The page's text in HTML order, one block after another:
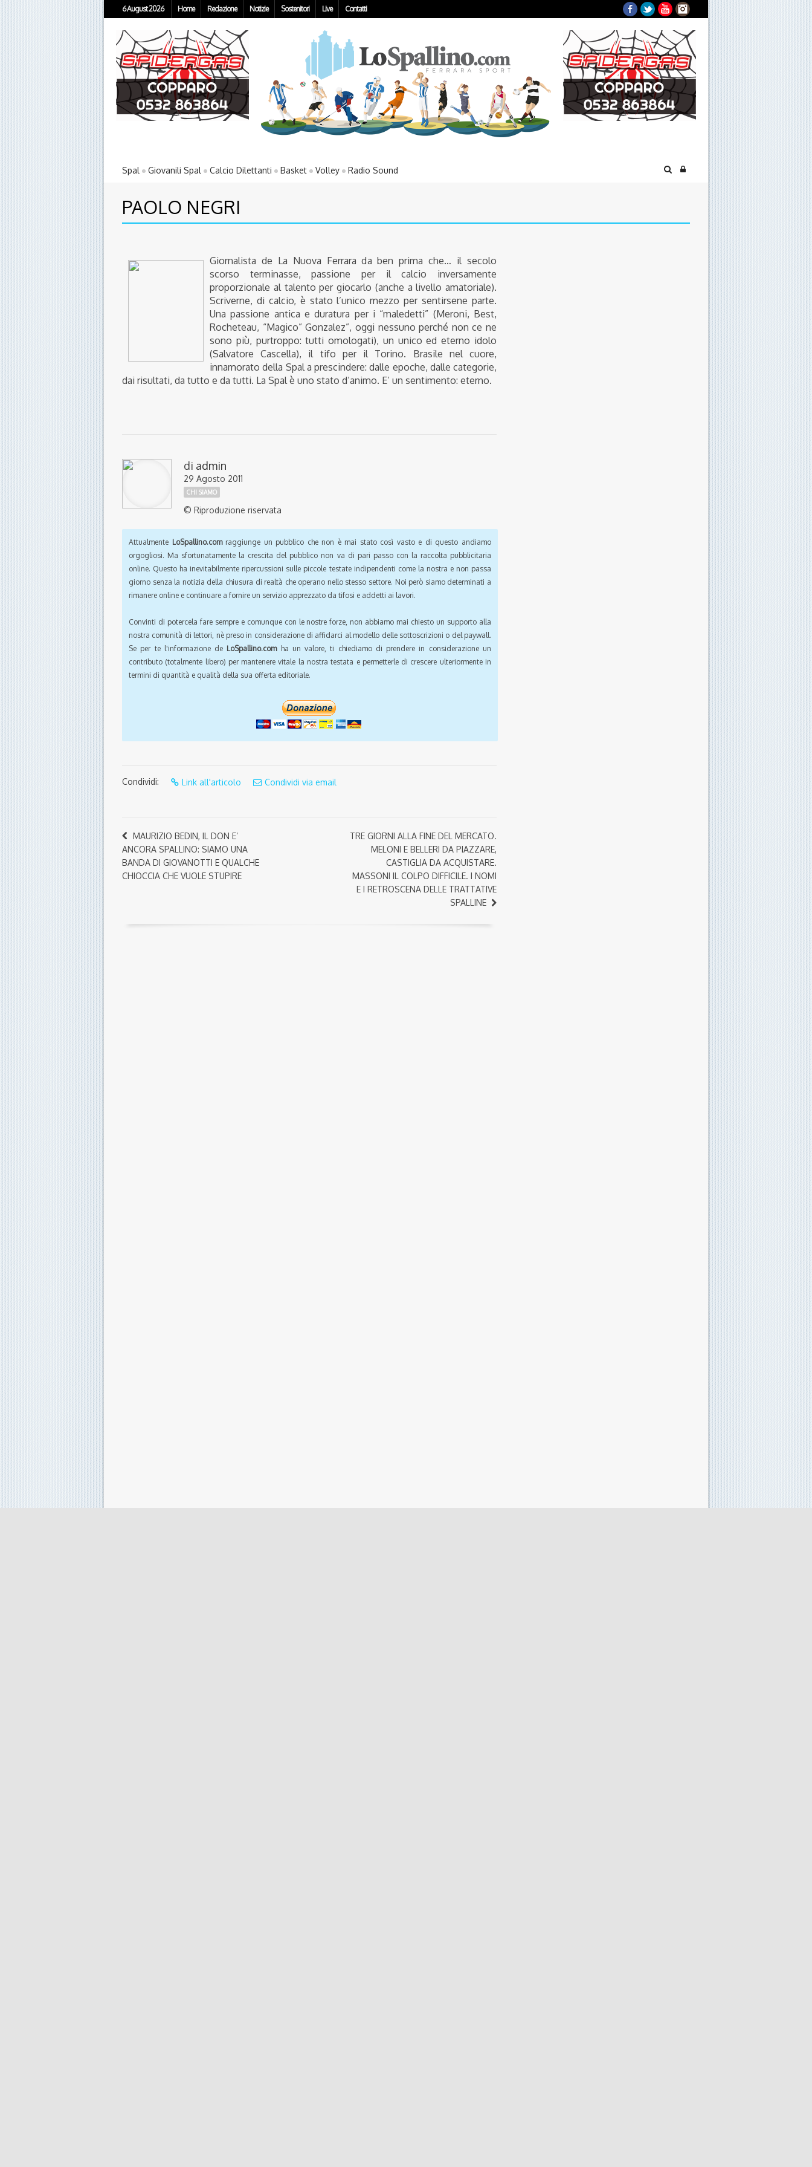
6 August 2026 Home Redazione Notizie Sostenitori Live Contatti Facebook
TwitterYouTubeInstagram
Spal Giovanili Spal Calcio Dilettanti Basket Volley Radio Sound
PAOLO NEGRI
Giornalista de La Nuova Ferrara da ben prima che… il secolo
scorso terminasse, passione per il calcio inversamente
proporzionale al talento per giocarlo (anche a livello amatoriale).
Scriverne, di calcio, è stato l’unico mezzo per sentirsene parte.
Una passione antica e duratura per i “maledetti” (Meroni, Best,
Rocheteau, “Magico” Gonzalez”, oggi nessuno perché non ce ne
sono più, purtroppo: tutti omologati), un unico ed eterno idolo
(Salvatore Cascella), il tifo per il Torino. Brasile nel cuore,
innamorato della Spal a prescindere: dalle epoche, dalle categorie,
dai risultati, da tutto e da tutti. La Spal è uno stato d’animo. E’ un sentimento: eterno.
di admin
29 Agosto 2011
CHI SIAMO
© Riproduzione riservata
Attualmente LoSpallino.comraggiunge un pubblico che non è mai stato così vasto e di questo andiamo
orgogliosi. Ma sfortunatamente la crescita del pubblico non va di pari passo con la raccolta pubblicitaria
online. Questo ha inevitabilmente ripercussioni sulle piccole testate indipendenti come la nostra e non passa
giorno senza la notizia della chiusura di realtà che operano nello stesso settore. Noi però siamo determinati a
rimanere online e continuare a fornire un servizio apprezzato da tifosi e addetti ai lavori.
Convinti di potercela fare sempre e comunque con le nostre forze, non abbiamo mai chiesto un supporto alla
nostra comunità di lettori, nè preso in considerazione di affidarci al modello delle sottoscrizioni o del paywall.
Se per te l'informazione de LoSpallino.comha un valore, ti chiediamo di prendere in considerazione un
contributo (totalmente libero) per mantenere vitale la nostra testata e permetterle di crescere ulteriormente in
termini di quantità e qualità della sua offerta editoriale.
Condividi: Link all'articolo Condividi via email
MAURIZIO BEDIN, IL DON E’
ANCORA SPALLINO: SIAMO UNA
BANDA DI GIOVANOTTI E QUALCHE
CHIOCCIA CHE VUOLE STUPIRE
TRE GIORNI ALLA FINE DEL MERCATO.
MELONI E BELLERI DA PIAZZARE,
CASTIGLIA DA ACQUISTARE.
MASSONI IL COLPO DIFFICILE. I NOMI
E I RETROSCENA DELLE TRATTATIVE
SPALLINE